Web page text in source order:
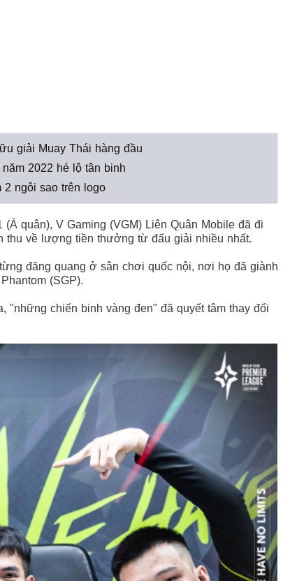
giải Muay Thái hàng đầu
2022 hé lộ tân binh
2 ngôi sao trên logo
quân), V Gaming (VGM) Liên Quân Mobile đã đi
về lượng tiền thưởng từ đấu giải nhiều nhất.
đăng quang ở sân chơi quốc nội, nơi họ đã giành
(SGP).
chiến binh vàng đen" đã quyết tâm thay đổi